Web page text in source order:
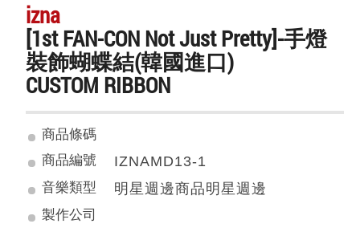
izna
[1st FAN-CON Not Just Pretty]-手燈
裝飾蝴蝶結(韓國進口)
CUSTOM RIBBON
商品條碼
商品編號
IZNAMD13-1
音樂類型 明星週邊商品明星週邊
製作公司